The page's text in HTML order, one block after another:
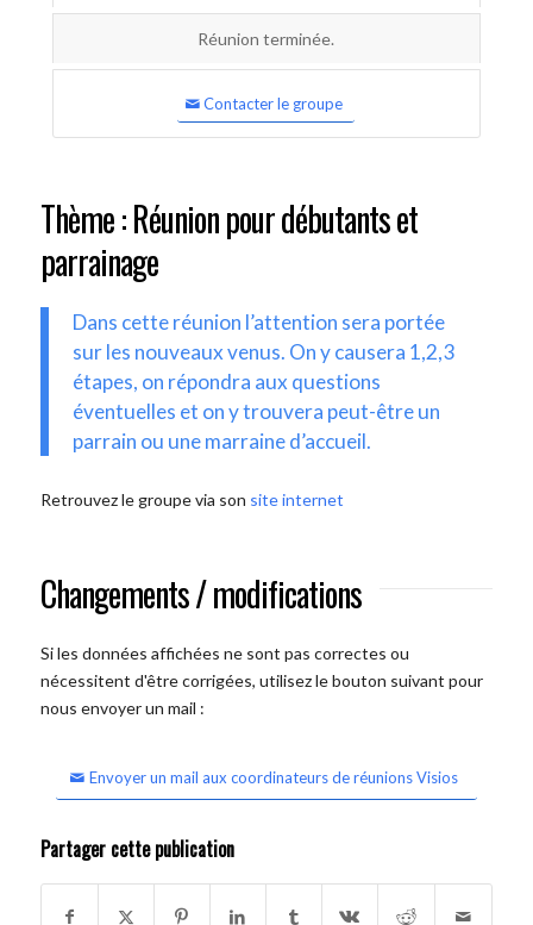
Réunion terminée.
Contacter le groupe
Thème : Réunion pour débutants et
parrainage
Dans cette réunion l’attention sera portée
sur les nouveaux venus. On y causera 1,2,3
étapes, on répondra aux questions
éventuelles et on y trouvera peut-être un
parrain ou une marraine d’accueil.
Retrouvez le groupe via son site internet
Changements / modifications
Si les données affichées ne sont pas correctes ou
nécessitent d'être corrigées, utilisez le bouton suivant pour
nous envoyer un mail :
Envoyer un mail aux coordinateurs de réunions Visios
Partager cette publication